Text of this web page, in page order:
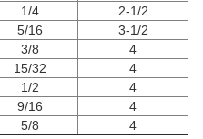
1/4
2-1/2
5/16
3-1/2
3/8
4
15/32
4
1/2
4
9/16
4
5/8 4